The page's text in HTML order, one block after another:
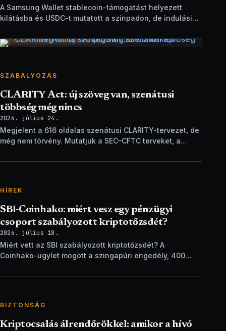
A Samsung Wallet stablecoin-támogatást helyezett
kilátásba és USDC-t mutatott a színpadon, de indulási
SZABÁLYOZÁS
CLARITY Act: új szöveg van, szenátusi
többség még nincs
2026. július 24.
Megjelent a 616 oldalas szenátusi CLARITY-tervezet, de
még nem törvény. Mutatjuk a SEC–CFTC terveket, a
HÍREK
SBI-Coinhako: miért vesz egy pénzügyi
csoport szabályozott kriptotőzsdét?
2026. július 18.
Miért vett az SBI szabályozott kriptotőzsdét? A
Coinhako-ügylet mögött a szingapúri engedély, 400
BIZTONSÁG
Kriptocsalás álrendőrökkel: amikor a hívó